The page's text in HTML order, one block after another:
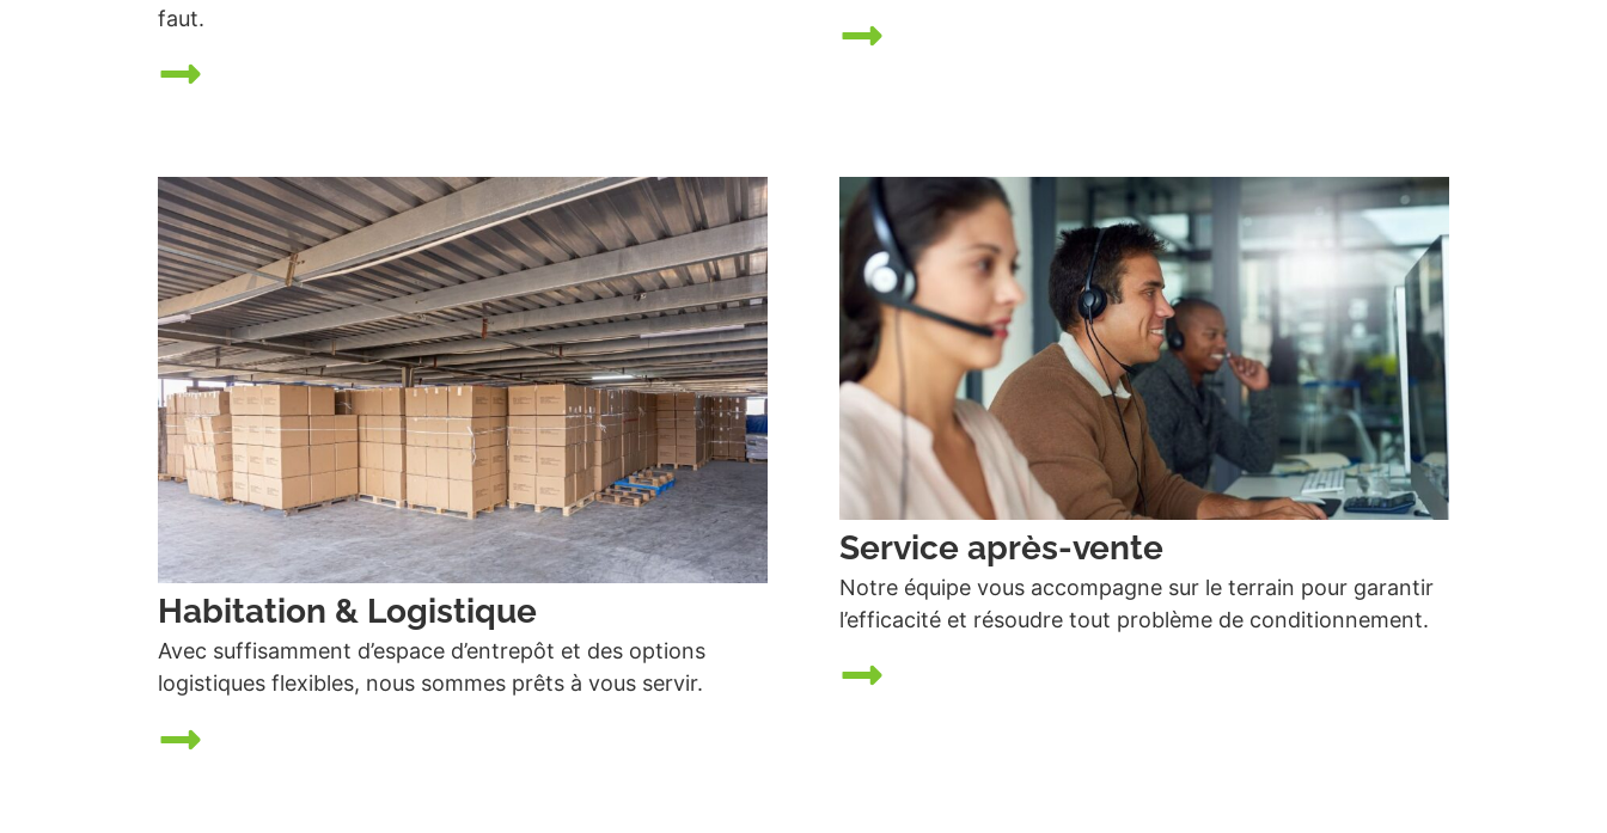
faut.
Habitation & Logistique
Avec suffisamment d’espace d’entrepôt et des options
logistiques flexibles, nous sommes prêts à vous servir.
Service après-vente
Notre équipe vous accompagne sur le terrain pour garantir
l’efficacité et résoudre tout problème de conditionnement.